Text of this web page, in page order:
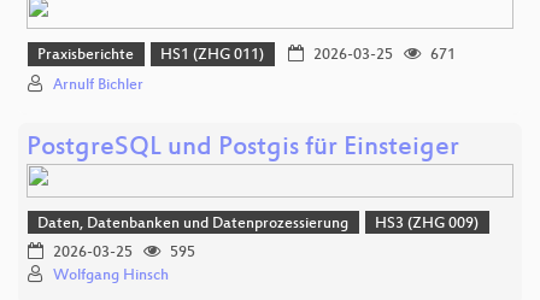
Praxisberichte HS1 (ZHG 011) 2026-03-25
671
Arnulf Bichler
PostgreSQL und Postgis für Einsteiger
Daten, Datenbanken und Datenprozessierung
HS3 (ZHG 009)
2026-03-25
595
Wolfgang Hinsch